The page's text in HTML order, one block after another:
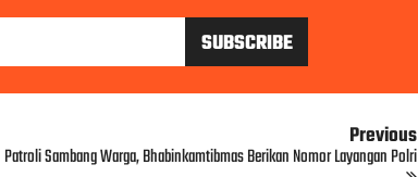
Previous
Patroli Sambang Warga, Bhabinkamtibmas Berikan Nomor Layangan Polri